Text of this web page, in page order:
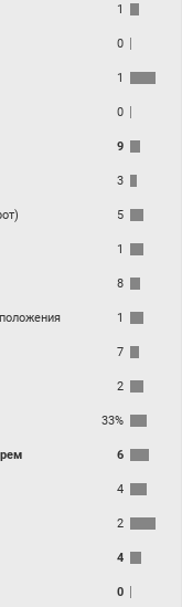
1
0
1
0
9
3
5
1
8
1
7
2
33%
6
4
2
4
0